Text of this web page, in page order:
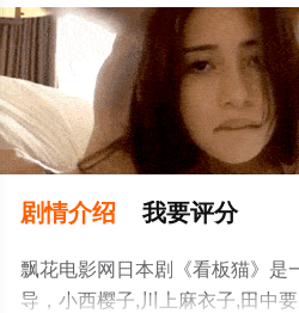
剧情介绍 我要评分
飘花电影网日本剧《看板猫》是
导，小西樱子,川上麻衣子,田中